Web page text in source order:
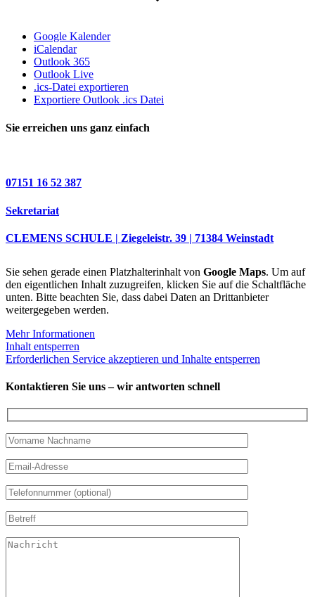
Google Kalender
iCalendar
Outlook 365
Outlook Live
.ics-Datei exportieren
Exportiere Outlook .ics Datei
Sie erreichen uns ganz einfach
07151 16 52 387
Sekretariat
CLEMENS SCHULE | Ziegeleistr. 39 | 71384 Weinstadt
Sie sehen gerade einen Platzhalterinhalt von Google Maps. Um auf
den eigentlichen Inhalt zuzugreifen, klicken Sie auf die Schaltfläche
unten. Bitte beachten Sie, dass dabei Daten an Drittanbieter
weitergegeben werden.
Mehr Informationen
Inhalt entsperren
Erforderlichen Service akzeptieren und Inhalte entsperren
Kontaktieren Sie uns – wir antworten schnell